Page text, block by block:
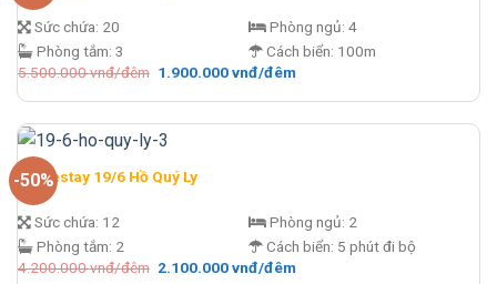
Sức chứa: 20
Phòng tắm: 3
Phòng ngủ: 4
Cách biển: 100m
5.500.000vnđ/đêm Giá
là:
đêm.
1.900.000vnđ/đêmGiá
tại
1.900.000 vnđ/
-50%
Homestay 19/6 Hồ Quý Ly
Sức chứa: 12
Phòng tắm: 2
Phòng ngủ: 2
Cách biển: 5 phút đi bộ
4.200.000vnđ/đêm Giá
2.100.000vnđ/đêmGiá